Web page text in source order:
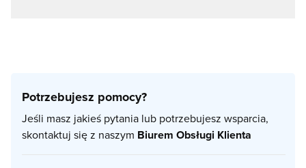
Potrzebujesz pomocy?
Jeśli masz jakieś pytania lub potrzebujesz wsparcia,
skontaktuj się z naszym Biurem Obsługi Klienta